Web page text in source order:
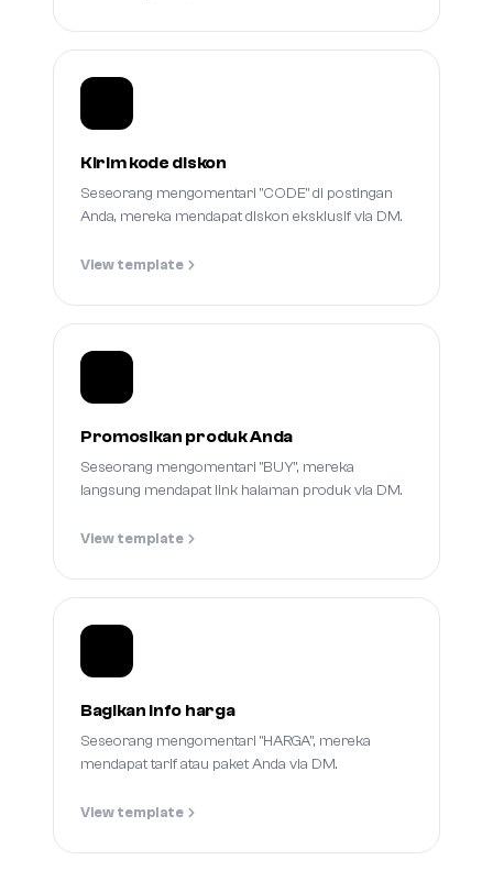
Kirim kode diskon
Seseorang mengomentari "CODE" di postingan
Anda, mereka mendapat diskon eksklusif via DM.
View template
Promosikan produk Anda
Seseorang mengomentari "BUY", mereka
langsung mendapat link halaman produk via DM.
View template
Bagikan info harga
Seseorang mengomentari "HARGA", mereka
mendapat tarif atau paket Anda via DM.
View template